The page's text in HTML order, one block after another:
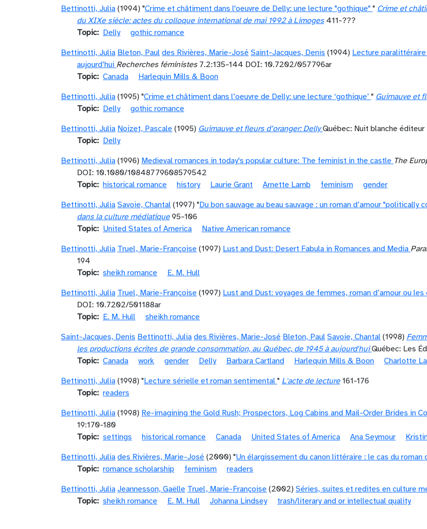
Bettinotti, Julia (1994) "Crime et châtiment dans l'oeuvre de Delly: une lecture "gothique" " Crime et
du XIXe siècle: actes du colloque international de mai 1992 à Limoges411-???
Topic
Delly
gothic romance
Bettinotti, Julia Bleton, Paul des Rivières, Marie-José Saint-Jacques, Denis (1994) Lecture
aujourd’hui Recherches féministes7.2:135–144 DOI: 10.7202/057796ar
Topic Canada
Harlequin Mills & Boon
Bettinotti, Julia (1995) "Crime et châtiment dans l’oeuvre de Delly: une lecture ‘gothique’ " Guimauve et
Topic
Delly
gothic romance
Bettinotti, Julia Noizet, Pascale (1995) Guimauve et fleurs d’oranger: Delly Québec: Nuit blanche éditeur
Topic
Delly
Bettinotti, Julia (1996) Medieval romances in today's popular culture: The feminist in the castle The
DOI: 10.1080/10848779608579542
Topic historical romance history Laurie Grant Arnette Lamb feminism
gender
Bettinotti, Julia Savoie, Chantal (1997) "Du bon sauvage au beau sauvage : un roman d’amour "politically
dans la culture médiatique95–106
Topic
United States of America
Native American romance
Bettinotti, Julia Truel, Marie-Françoise (1997) Lust and Dust: Desert Fabula in Romances and Media
194
Topic sheikh romance
E. M. Hull
Bettinotti, Julia Truel, Marie-Françoise (1997) Lust and Dust: voyages de femmes, roman d’amour ou les
DOI: 10.7202/501188ar
Topic
E. M. Hull
sheikh romance
Saint-Jacques, Denis Bettinotti, Julia des Rivières, Marie-José Bleton, Paul Savoie, Chantal (1998)
les productions écrites de grande consommation, au Québec, de 1945 à aujourd'hui Québec: Les
Topic Canada work gender Delly Barbara Cartland Harlequin Mills & Boon Charlotte
Bettinotti, Julia (1998) "Lecture sérielle et roman sentimental " L'acte de lecture161-176
Topic readers
Bettinotti, Julia (1998) Re-imagining the Gold Rush; Prospectors, Log Cabins and Mail-Order Brides in
19:170-180
Topic settings historical romance Canada United States of America Ana Seymour
Bettinotti, Julia des Rivières, Marie-José (2000) "Un élargissement du canon littéraire : le cas du roman
Topic romance scholarship feminism
readers
Bettinotti, Julia Jeannesson, Gaëlle Truel, Marie-Françoise (2002) Séries, suites et redites en culture
Topic sheikh romance E. M. Hull Johanna Lindsey trash/literary and or intellectual quality